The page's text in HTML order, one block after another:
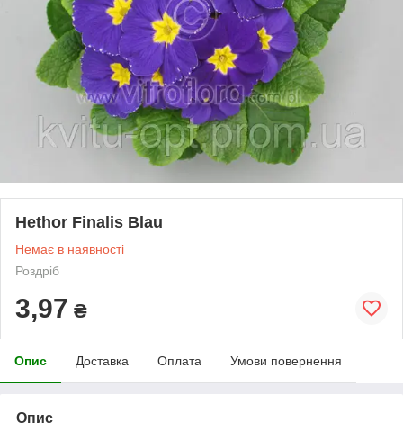
Hethor Finalis Blau
Немає в наявності
Роздріб
3,97 ₴
Опис Доставка Оплата Умови повернення
Опис